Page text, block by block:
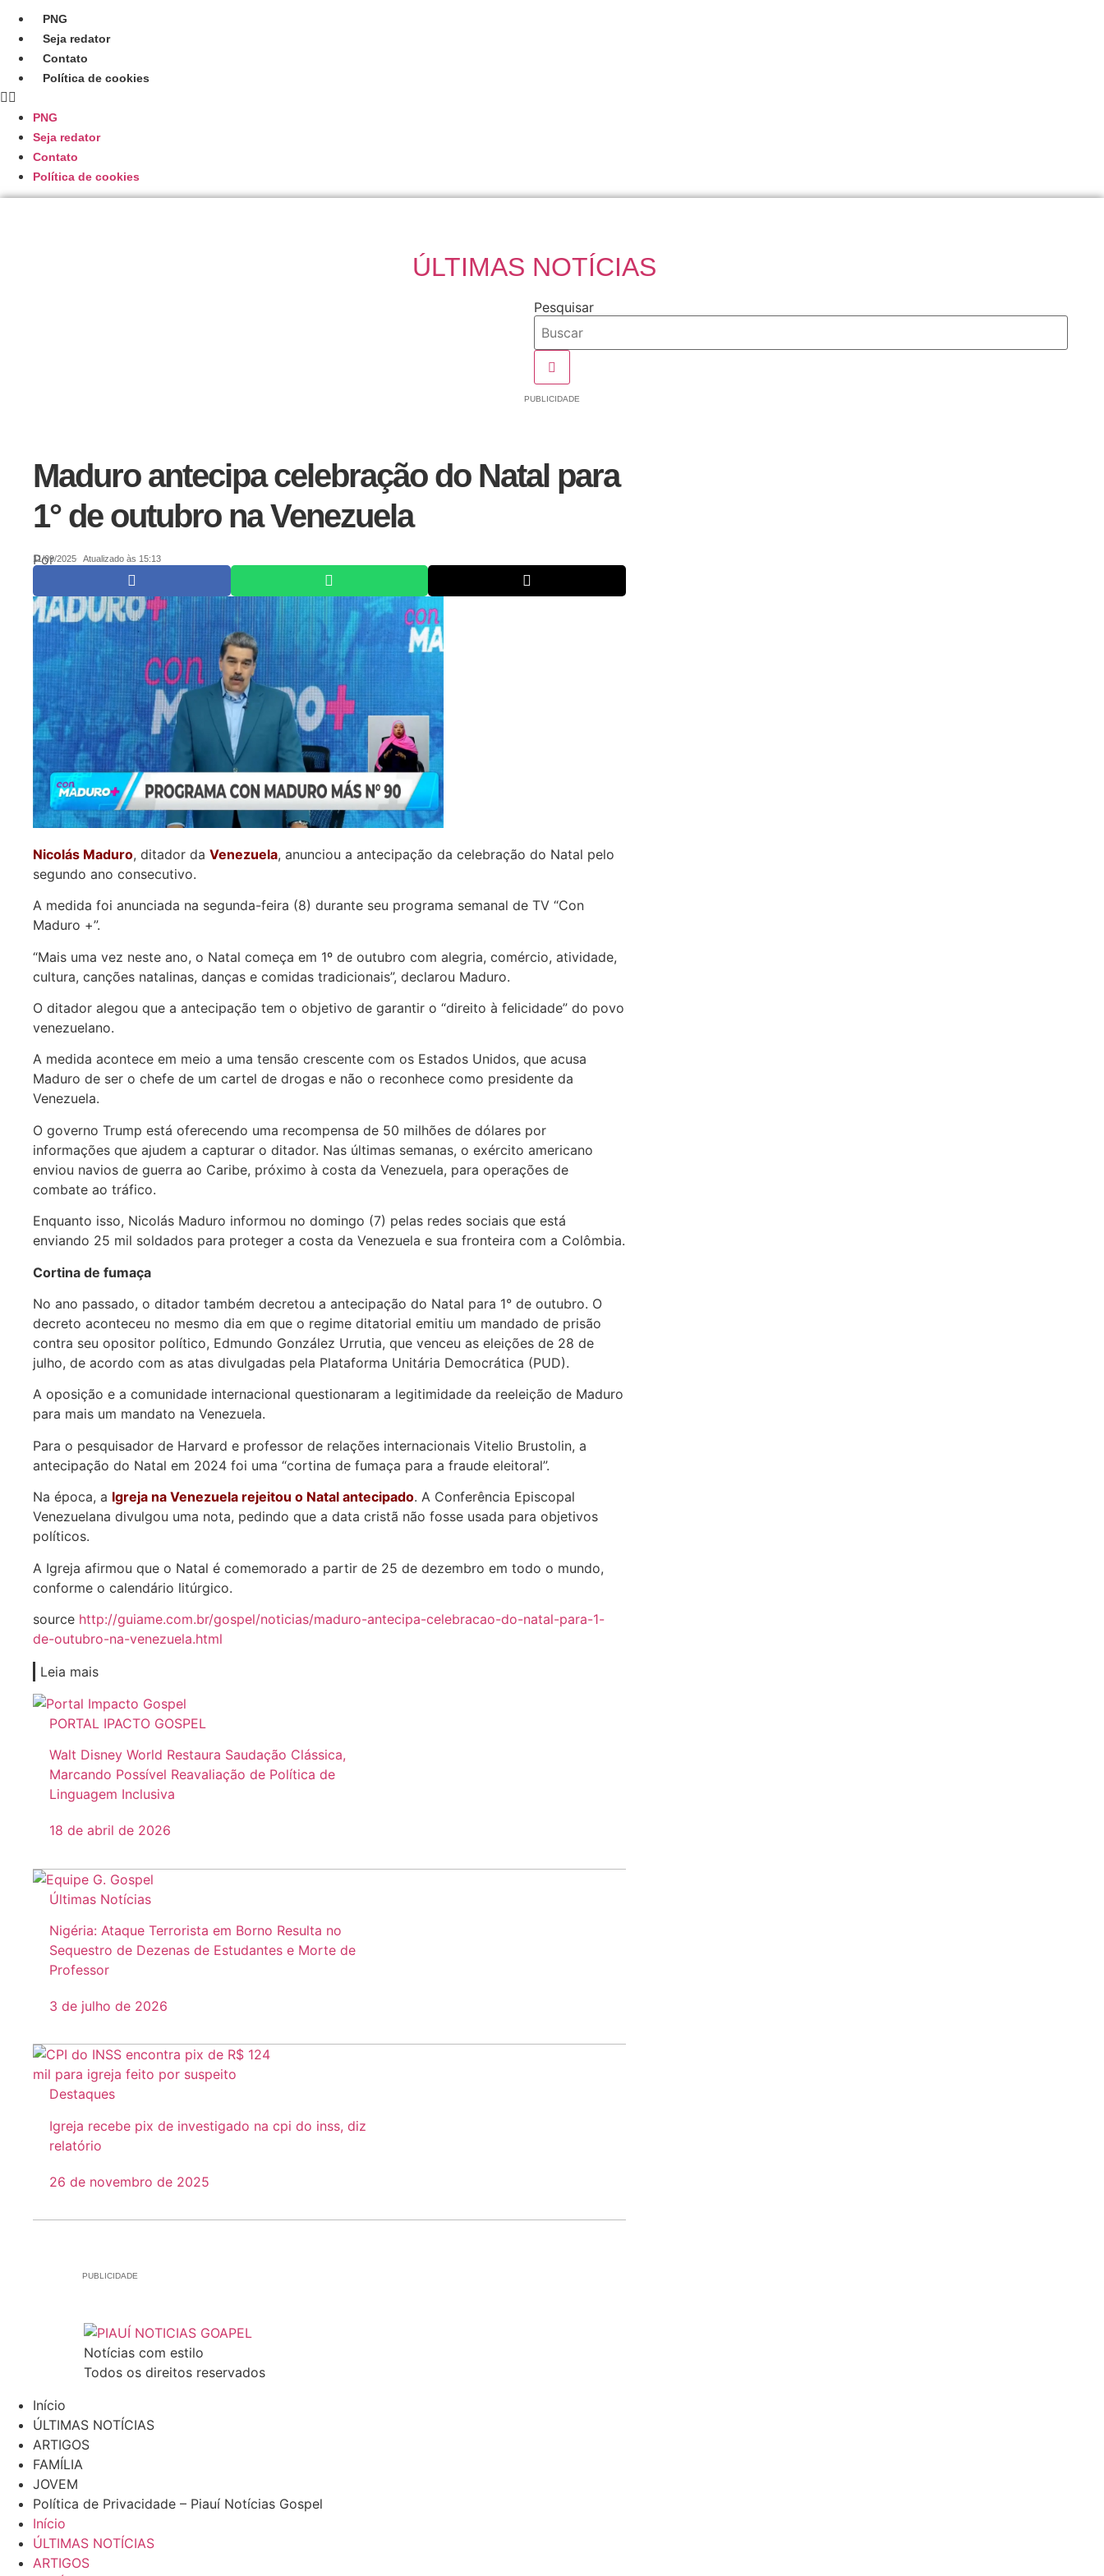
PNG
Seja redator
Contato
Política de cookies
PNG
Seja redator
Contato
Política de cookies
ÚLTIMAS NOTÍCIAS
Pesquisar
PUBLICIDADE
Maduro antecipa celebração do Natal para
1° de outubro na Venezuela
Por
11/09/2025 Atualizado às 15:13
Nicolás Maduro, ditador da Venezuela, anunciou a antecipação da celebração do Natal pelo
segundo ano consecutivo.
A medida foi anunciada na segunda-feira (8) durante seu programa semanal de TV “Con
Maduro +”.
“Mais uma vez neste ano, o Natal começa em 1º de outubro com alegria, comércio, atividade,
cultura, canções natalinas, danças e comidas tradicionais”, declarou Maduro.
O ditador alegou que a antecipação tem o objetivo de garantir o “direito à felicidade” do povo
venezuelano.
A medida acontece em meio a uma tensão crescente com os Estados Unidos, que acusa
Maduro de ser o chefe de um cartel de drogas e não o reconhece como presidente da
Venezuela.
O governo Trump está oferecendo uma recompensa de 50 milhões de dólares por
informações que ajudem a capturar o ditador. Nas últimas semanas, o exército americano
enviou navios de guerra ao Caribe, próximo à costa da Venezuela, para operações de
combate ao tráfico.
Enquanto isso, Nicolás Maduro informou no domingo (7) pelas redes sociais que está
enviando 25 mil soldados para proteger a costa da Venezuela e sua fronteira com a Colômbia.
Cortina de fumaça
No ano passado, o ditador também decretou a antecipação do Natal para 1° de outubro. O
decreto aconteceu no mesmo dia em que o regime ditatorial emitiu um mandado de prisão
contra seu opositor político, Edmundo González Urrutia, que venceu as eleições de 28 de
julho, de acordo com as atas divulgadas pela Plataforma Unitária Democrática (PUD).
A oposição e a comunidade internacional questionaram a legitimidade da reeleição de Maduro
para mais um mandato na Venezuela.
Para o pesquisador de Harvard e professor de relações internacionais Vitelio Brustolin, a
antecipação do Natal em 2024 foi uma “cortina de fumaça para a fraude eleitoral”.
Na época, a Igreja na Venezuela rejeitou o Natal antecipado. A Conferência Episcopal
Venezuelana divulgou uma nota, pedindo que a data cristã não fosse usada para objetivos
políticos.
A Igreja afirmou que o Natal é comemorado a partir de 25 de dezembro em todo o mundo,
conforme o calendário litúrgico.
source http://guiame.com.br/gospel/noticias/maduro-antecipa-celebracao-do-natal-para-1-
de-outubro-na-venezuela.html
Leia mais
PORTAL IPACTO GOSPEL
Walt Disney World Restaura Saudação Clássica,
Marcando Possível Reavaliação de Política de
Linguagem Inclusiva
18 de abril de 2026
Últimas Notícias
Nigéria: Ataque Terrorista em Borno Resulta no
Sequestro de Dezenas de Estudantes e Morte de
Professor
3 de julho de 2026
Destaques
Igreja recebe pix de investigado na cpi do inss, diz
relatório
26 de novembro de 2025
PUBLICIDADE
Notícias com estilo
Todos os direitos reservados
Início
ÚLTIMAS NOTÍCIAS
ARTIGOS
FAMÍLIA
JOVEM
Política de Privacidade – Piauí Notícias Gospel
Início
ÚLTIMAS NOTÍCIAS
ARTIGOS